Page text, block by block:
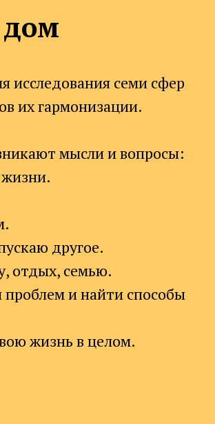
исследования семи сфер
их гармонизации.
мысли и вопросы:
жизни.
другое.
отдых, семью.
и найти способы
жизнь в целом.